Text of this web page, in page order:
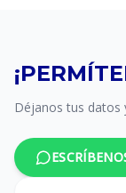
Déjanos tus datos